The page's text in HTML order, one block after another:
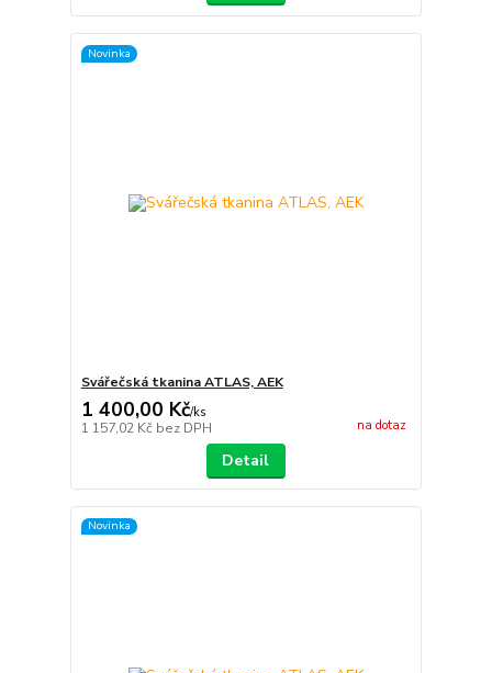
Novinka
Svářečská tkanina ATLAS, AEK
1 400,00 Kč/ks
1 157,02 Kč bez DPH na dotaz
Detail
Novinka